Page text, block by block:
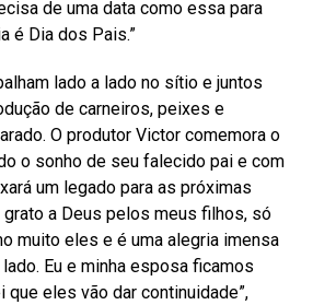
de uma data como essa para
é Dia dos Pais.”
lado a lado no sítio e juntos
de carneiros, peixes e
O produtor Victor comemora o
o sonho de seu falecido pai e com
um legado para as próximas
grato a Deus pelos meus filhos, só
muito eles e é uma alegria imensa
Eu e minha esposa ficamos
eles vão dar continuidade”,